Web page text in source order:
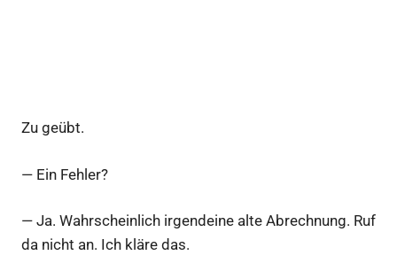
Zu geübt.
— Ein Fehler?
— Ja. Wahrscheinlich irgendeine alte Abrechnung. Ruf
da nicht an. Ich kläre das.